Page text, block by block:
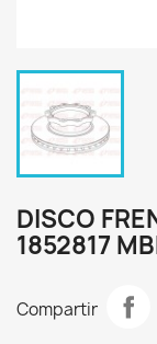
DISCO
1852817
Compartir